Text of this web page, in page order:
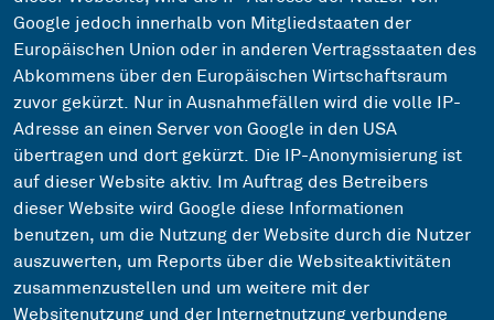
Google jedoch innerhalb von Mitgliedstaaten der
Europäischen Union oder in anderen Vertragsstaaten des
Abkommens über den Europäischen Wirtschaftsraum
zuvor gekürzt. Nur in Ausnahmefällen wird die volle IP-
Adresse an einen Server von Google in den USA
übertragen und dort gekürzt. Die IP-Anonymisierung ist
auf dieser Website aktiv. Im Auftrag des Betreibers
dieser Website wird Google diese Informationen
benutzen, um die Nutzung der Website durch die Nutzer
auszuwerten, um Reports über die Websiteaktivitäten
zusammenzustellen und um weitere mit der
Websitenutzung und der Internetnutzung verbundene